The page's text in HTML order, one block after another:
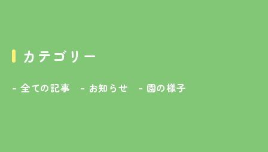
カテゴリー
全ての記事 お知らせ 園の様子